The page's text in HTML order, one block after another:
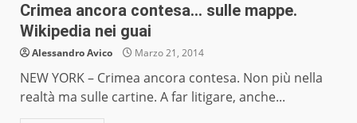
Crimea ancora contesa… sulle mappe.
Wikipedia nei guai
Alessandro Avico Marzo 21, 2014
NEW YORK – Crimea ancora contesa. Non più nella
realtà ma sulle cartine. A far litigare, anche...